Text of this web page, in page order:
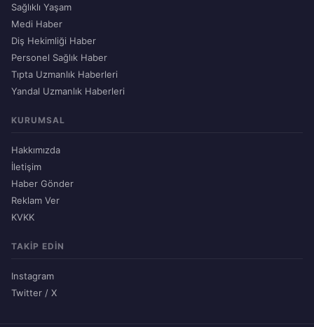
Sağlıklı Yaşam
Medi Haber
Diş Hekimliği Haber
Personel Sağlık Haber
Tıpta Uzmanlık Haberleri
Yandal Uzmanlık Haberleri
KURUMSAL
Hakkımızda
İletişim
Haber Gönder
Reklam Ver
KVKK
TAKIP EDIN
Instagram
Twitter / X